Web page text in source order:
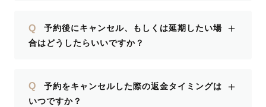
Q
予約後にキャンセル、もしくは延期したい場
合はどうしたらいいですか？
＋
Q
予約をキャンセルした際の返金タイミングは
いつですか？
＋